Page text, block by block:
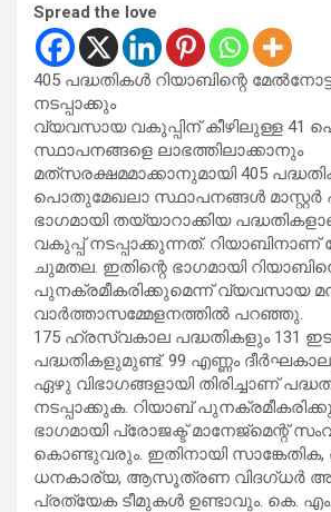
Spread the love
405 പദ്ധതികൾ റിയാബിന്റെ
നടപ്പാക്കും
വ്യവസായ വകുപ്പിന് കീഴിലുള്ള 41
സ്ഥാപനങ്ങളെ ലാഭത്തിലാക്കാനും
മത്‌സരക്ഷമമാക്കാനുമായി 405
പൊതുമേഖലാ സ്ഥാപനങ്ങൾ മാസ്റ്റർ
ഭാഗമായി തയ്യാറാക്കിയ
വകുപ്പ് നടപ്പാക്കുന്നത്. റിയാബിനാണ്
ചുമതല. ഇതിന്റെ ഭാഗമായി
പുനക്രമീകരിക്കുമെന്ന് വ്യവസായ
വാർത്താസമ്മേളനത്തിൽ പറഞ്ഞു.
175 ഹ്രസ്വകാല പദ്ധതികളും 131
പദ്ധതികളുമുണ്ട്. 99 എണ്ണം
ഏഴു വിഭാഗങ്ങളായി തിരിച്ചാണ്
നടപ്പാക്കുക. റിയാബ്
ഭാഗമായി പ്രോജക്ട് മാനേജ്‌മെന്റ്
കൊണ്ടുവരും. ഇതിനായി
ധനകാര്യ, ആസൂത്രണ വിദഗ്ധർ
പ്രത്യേക ടീമുകൾ ഉണ്ടാവും. കെ.